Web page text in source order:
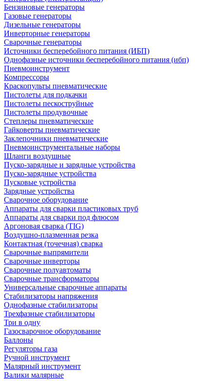
Бензиновые генераторы
Газовые генераторы
Дизельные генераторы
Инверторные генераторы
Сварочные генераторы
Источники бесперебойного питания (ИБП)
Однофазные источники бесперебойного питания (ибп)
Пневмоинструмент
Компрессоры
Краскопульты пневматические
Пистолеты для подкачки
Пистолеты пескоструйные
Пистолеты продувочные
Степлеры пневматические
Гайковерты пневматические
Заклепочники пневматические
Пневмоинструментальные наборы
Шланги воздушные
Пуско-зарядные и зарядные устройства
Пуско-зарядные устройства
Пусковые устройства
Зарядные устройства
Сварочное оборудование
Аппараты для сварки пластиковых труб
Аппараты для сварки под флюсом
Аргоновая сварка (TIG)
Воздушно-плазменная резка
Контактная (точечная) сварка
Сварочные выпрямители
Сварочные инверторы
Сварочные полуавтоматы
Сварочные трансформаторы
Универсальные сварочные аппараты
Стабилизаторы напряжения
Однофазные стабилизаторы
Трехфазные стабилизаторы
Три в одну
Газосварочное оборудование
Баллоны
Регуляторы газа
Ручной инструмент
Малярный инструмент
Валики малярные